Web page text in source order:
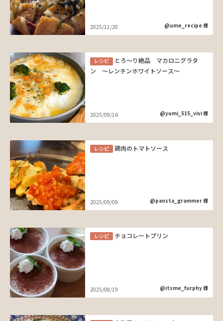
2025/11/20 @ume_recipe 様
レシピ
とろ～り絶品 マカロニグラタ
ン ～レンチンホワイトソース～
2025/09/16 @yumi_515_vivi 様
レシピ 鶏肉のトマトソース
2025/09/09 @pansta_grammer 様
レシピ チョコレートプリン
2025/08/19 @itsme_furphy 様